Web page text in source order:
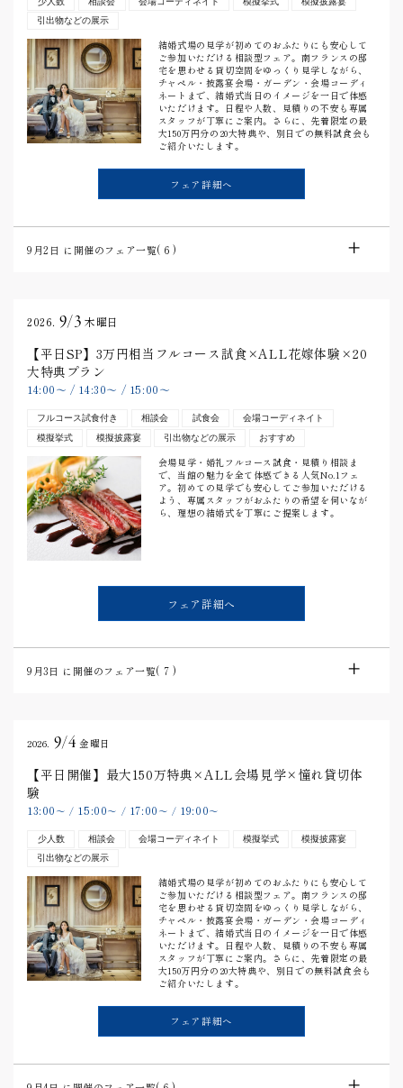
引出物などの展示
結婚式場の見学が初めてのおふたりにも安心して
ご参加いただける相談型フェア。南フランスの邸
宅を思わせる貸切空間をゆっくり見学しながら、
チャペル・披露宴会場・ガーデン・会場コーディ
ネートまで、結婚式当日のイメージを一日で体感
いただけます。日程や人数、見積りの不安も専属
スタッフが丁寧にご案内。さらに、先着限定の最
大150万円分の20大特典や、別日での無料試食会も
ご紹介いたします。
フェア詳細へ
9月2日 に開催のフェア一覧( 6 )
2026. 9/3 木曜日
【平日SP】3万円相当フルコース試食×ALL花嫁体験×20
大特典プラン
14:00〜 / 14:30〜 / 15:00〜
フルコース試食付き 相談会 試食会
会場コーディネイト
模擬挙式
模擬披露宴 引出物などの展示 おすすめ
会場見学・婚礼フルコース試食・見積り相談ま
で、当館の魅力を全て体感できる人気No.1フェ
ア。初めての見学でも安心してご参加いただける
よう、専属スタッフがおふたりの希望を伺いなが
ら、理想の結婚式を丁寧にご提案します。
フェア詳細へ
9月3日 に開催のフェア一覧( 7 )
2026. 9/4 金曜日
【平日開催】最大150万特典×ALL会場見学×憧れ貸切体
験
13:00 〜 / 15:00〜 / 17:00 〜 / 19:00〜
少人数 相談会 会場コーディネイト 模擬挙式
模擬披露宴
引出物などの展示
結婚式場の見学が初めてのおふたりにも安心して
ご参加いただける相談型フェア。南フランスの邸
宅を思わせる貸切空間をゆっくり見学しながら、
チャペル・披露宴会場・ガーデン・会場コーディ
ネートまで、結婚式当日のイメージを一日で体感
いただけます。日程や人数、見積りの不安も専属
スタッフが丁寧にご案内。さらに、先着限定の最
大150万円分の20大特典や、別日での無料試食会も
ご紹介いたします。
フェア詳細へ